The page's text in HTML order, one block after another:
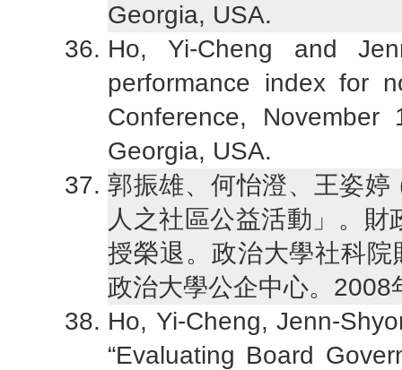
Georgia, USA.
Ho, Yi-Cheng and
performance index for
Conference,
Georgia, USA.
郭振雄、何怡澄、王姿
人之社區公益活動」。
授榮退。政治大學社科
政治大學公企中心。2008
Ho, Yi-Cheng, Jenn-
“Evaluating Board